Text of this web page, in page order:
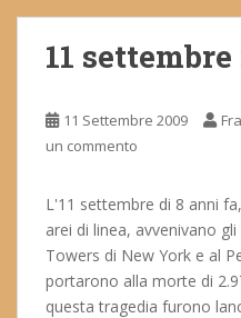
11 settembre
11 Settembre 2009
un commento
L'11 settembre di 8 anni
arei di linea, avvenivano
Towers di New York e al
portarono alla morte di
questa tragedia furono